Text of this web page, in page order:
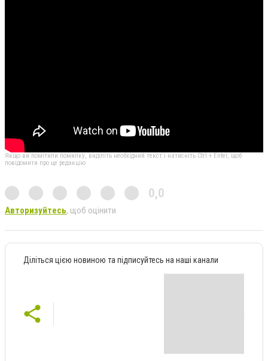
Якщо ви помітили помилку, виділіть необхідний текст і натисніть Ctrl + Enter, щоб
повідомити про це редакцію
0,0
Авторизуйтесь, щоб оцінити
Діліться цією новиною та підписуйтесь на наші канали